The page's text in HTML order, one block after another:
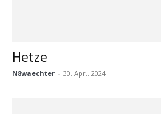
Hetze
N8waechter - 30. Apr.. 2024